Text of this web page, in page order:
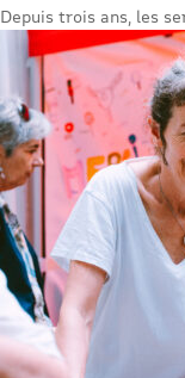
Depuis trois ans, les